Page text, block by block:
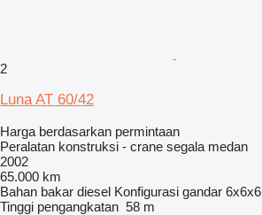
2
Luna AT 60/42
Harga berdasarkan permintaan
Peralatan konstruksi - crane segala medan
2002
65.000 km
Bahan bakar diesel Konfigurasi gandar 6x6x6
Tinggi pengangkatan 58 m